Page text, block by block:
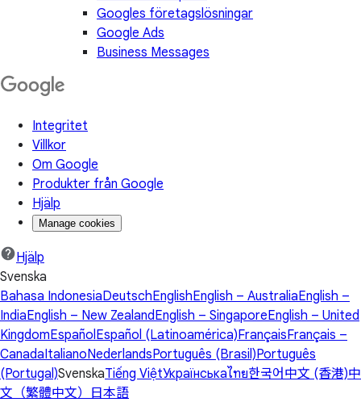
Googles företagslösningar
Google Ads
Business Messages
Integritet
Villkor
Om Google
Produkter från Google
Hjälp
Manage cookies
Hjälp
Svenska
Bahasa IndonesiaDeutschEnglishEnglish – AustraliaEnglish –
IndiaEnglish – New ZealandEnglish – SingaporeEnglish – United
KingdomEspañol Español (Latinoamérica)FrançaisFrançais –
CanadaItalianoNederlandsPortuguês (Brasil)Português
(Portugal)SvenskaTiếng ViệtУкраїнськаไทย한국어 中文 (香港)中
文（繁體中文） 日本語